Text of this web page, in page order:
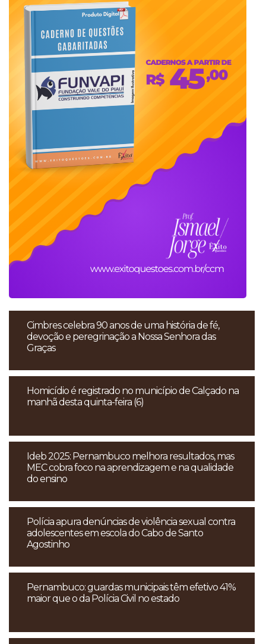
Cimbres celebra 90 anos de uma história de fé,
devoção e peregrinação a Nossa Senhora das
Graças
Homicídio é registrado no município de Calçado na
manhã desta quinta-feira (6)
Ideb 2025: Pernambuco melhora resultados, mas
MEC cobra foco na aprendizagem e na qualidade
do ensino
Polícia apura denúncias de violência sexual contra
adolescentes em escola do Cabo de Santo
Agostinho
Pernambuco: guardas municipais têm efetivo 41%
maior que o da Polícia Civil no estado